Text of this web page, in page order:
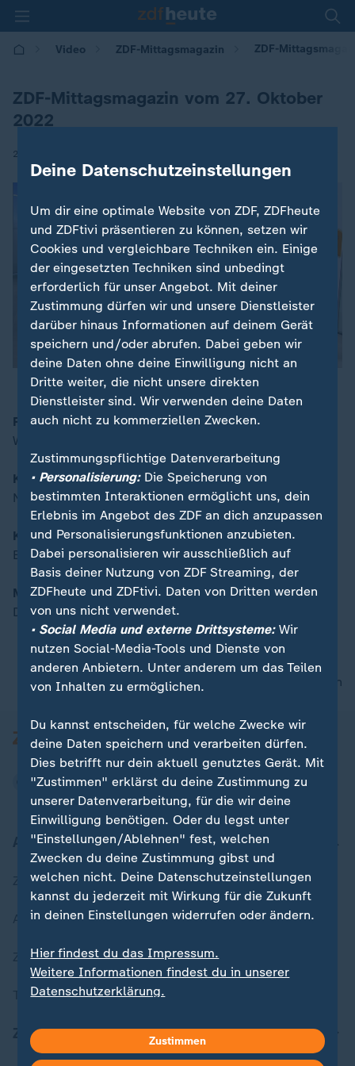
Video ZDF-Mittagsmagazin ZDF-
ZDF-Mittagsmagazin vom 27. Oktober
2022
27.10.2022 | 13:00
00:16
Radikaler Klimaprotest
Wie weit darf man gehen?
Krankenhäuser in Sorge
Not bei Personal und Energiekosten
King Charles und Dracula
Besondere Beziehungen nach Rumänien
Moderation:
Daniel Pontzen
nach oben
Aktuell bei ZDFheute
Zuletzt veröffentlicht
Aktuelle Sendungs-Videos
ZDFheute Stories
Themen im Überblick
ZDFheute Update
Deine Datenschutzeinstellungen
Um dir eine optimale Website von ZDF, ZDFheute
und ZDFtivi präsentieren zu können, setzen wir
Cookies und vergleichbare Techniken ein. Einige
der eingesetzten Techniken sind unbedingt
erforderlich für unser Angebot. Mit deiner
Zustimmung dürfen wir und unsere Dienstleister
darüber hinaus Informationen auf deinem Gerät
speichern und/oder abrufen. Dabei geben wir
deine Daten ohne deine Einwilligung nicht an
Dritte weiter, die nicht unsere direkten
Dienstleister sind. Wir verwenden deine Daten
auch nicht zu kommerziellen Zwecken.
Zustimmungspflichtige Datenverarbeitung
• Personalisierung:Die Speicherung von
bestimmten Interaktionen ermöglicht uns, dein
Erlebnis im Angebot des ZDF an dich anzupassen
und Personalisierungsfunktionen anzubieten.
Dabei personalisieren wir ausschließlich auf
Basis deiner Nutzung von ZDF Streaming, der
ZDFheute und ZDFtivi. Daten von Dritten werden
von uns nicht verwendet.
• Social Media und externe Drittsysteme:Wir
nutzen Social-Media-Tools und Dienste von
anderen Anbietern. Unter anderem um das Teilen
von Inhalten zu ermöglichen.
Du kannst entscheiden, für welche Zwecke wir
deine Daten speichern und verarbeiten dürfen.
Dies betrifft nur dein aktuell genutztes Gerät. Mit
"Zustimmen" erklärst du deine Zustimmung zu
unserer Datenverarbeitung, für die wir deine
Einwilligung benötigen. Oder du legst unter
"Einstellungen/Ablehnen" fest, welchen
Zwecken du deine Zustimmung gibst und
welchen nicht. Deine Datenschutzeinstellungen
kannst du jederzeit mit Wirkung für die Zukunft
in deinen Einstellungen widerrufen oder ändern.
Hier findest du das Impressum.
Weitere Informationen findest du in unserer
Datenschutzerklärung.
Zustimmen